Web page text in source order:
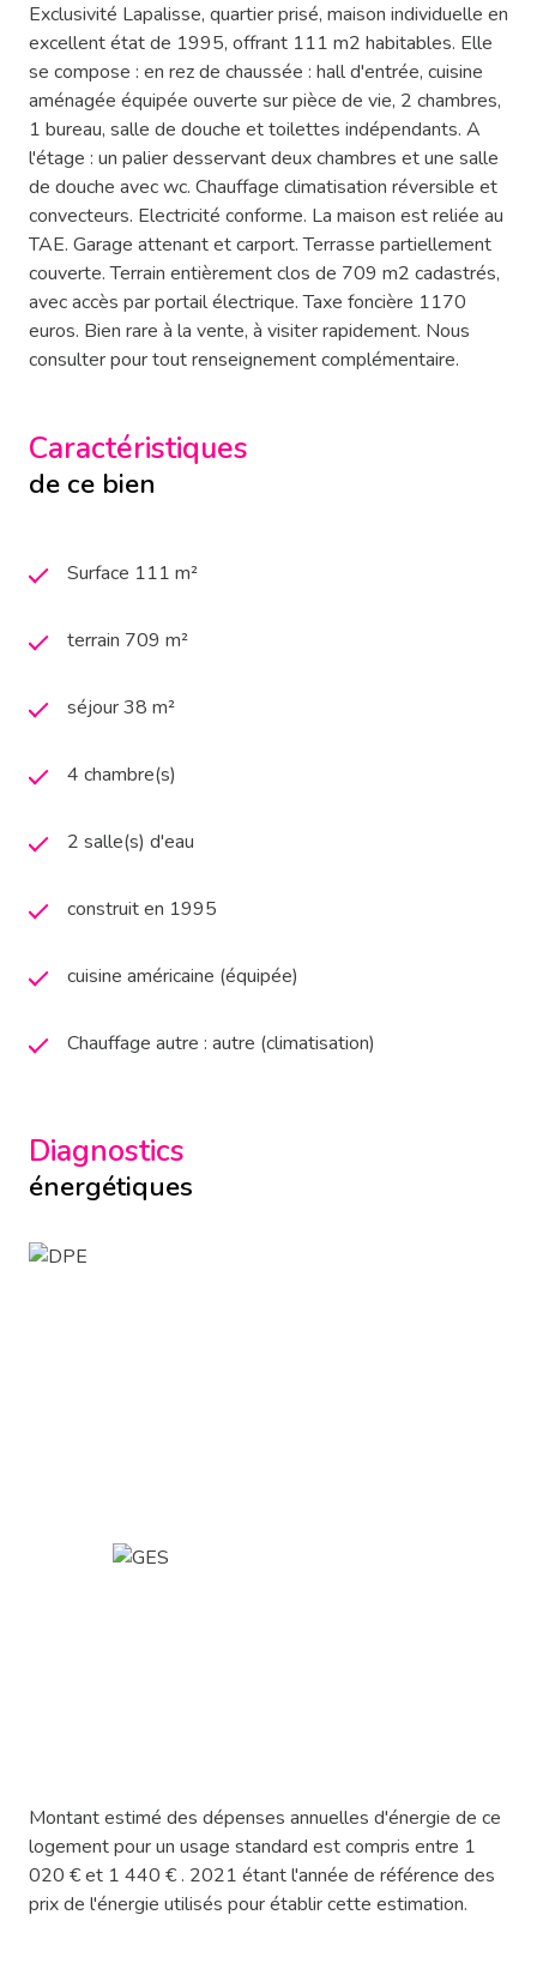
Exclusivité Lapalisse, quartier prisé, maison individuelle en
excellent état de 1995, offrant 111 m2 habitables. Elle
se compose : en rez de chaussée : hall d'entrée, cuisine
aménagée équipée ouverte sur pièce de vie, 2 chambres,
1 bureau, salle de douche et toilettes indépendants. A
l'étage : un palier desservant deux chambres et une salle
de douche avec wc. Chauffage climatisation réversible et
convecteurs. Electricité conforme. La maison est reliée au
TAE. Garage attenant et carport. Terrasse partiellement
couverte. Terrain entièrement clos de 709 m2 cadastrés,
avec accès par portail électrique. Taxe foncière 1170
euros. Bien rare à la vente, à visiter rapidement. Nous
consulter pour tout renseignement complémentaire.
Caractéristiques
de ce bien
Surface 111 m²
terrain 709 m²
séjour 38 m²
4 chambre(s)
2 salle(s) d'eau
construit en 1995
cuisine américaine (équipée)
Chauffage autre : autre (climatisation)
Diagnostics
énergétiques
Montant estimé des dépenses annuelles d'énergie de ce
logement pour un usage standard est compris entre 1
020 € et 1 440 € . 2021 étant l'année de référence des
prix de l'énergie utilisés pour établir cette estimation.